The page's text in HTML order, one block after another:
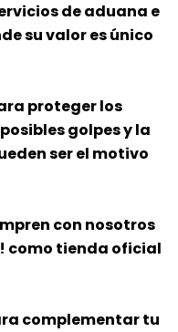
de aduana e
su valor es único
proteger los
golpes y la
ser el motivo
con nosotros
como tienda oficial
complementar tu